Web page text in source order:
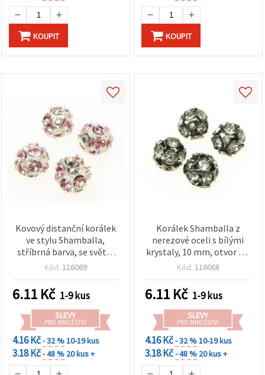
KOUPIT KOUPIT
Kovový distanční korálek
ve stylu Shamballa,
stříbrná barva, se světle
růžovými krystaly, 10 mm,
Kód: 116069
6.11 Kč 1-9 kus
SLEVY
PRO MNOŽSTVÍ
4.16 Kč- 32 %10-19 kus
3.18 Kč- 48 % 20 kus +
Korálek Shamballa z
nerezové oceli s bílými
krystaly, 10 mm, otvor 1,5
mm
Kód: 116068
6.11 Kč 1-9 kus
SLEVY
PRO MNOŽSTVÍ
4.16 Kč- 32 %10-19 kus
3.18 Kč- 48 % 20 kus +